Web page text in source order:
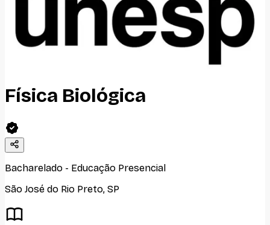
Física Biológica
Bacharelado - Educação Presencial
São José do Rio Preto, SP